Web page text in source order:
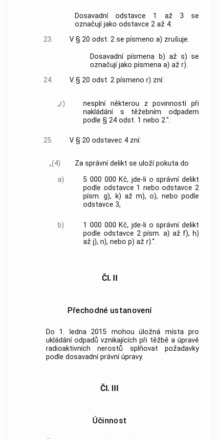
Dosavadní odstavce 1 až 3 se
označují jako odstavce 2 až 4.
23.
V § 20 odst. 2 se písmeno a) zrušuje.
Dosavadní písmena b) až s) se
označují jako písmena a) až r).
24.
V § 20 odst. 2 písmeno r) zní:
„r)
nesplní některou z povinností při
nakládání s těžebním odpadem
podle § 24 odst. 1 nebo 2.“.
25. V § 20 odstavec 4 zní:
„(4)
Za správní delikt se uloží pokuta do
a)
5 000 000 Kč, jde-li o správní delikt
podle odstavce 1 nebo odstavce 2
písm. g), k) až m), o), nebo podle
odstavce 3,
b)
1 000 000 Kč, jde-li o správní delikt
podle odstavce 2 písm. a) až f), h)
až j), n), nebo p) až r).“.
Čl. II
Přechodné ustanovení
Do 1. ledna 2015 mohou úložná místa pro
ukládání odpadů vznikajících při těžbě a úpravě
radioaktivních nerostů splňovat požadavky
podle dosavadní právní úpravy.
Čl. III
Účinnost